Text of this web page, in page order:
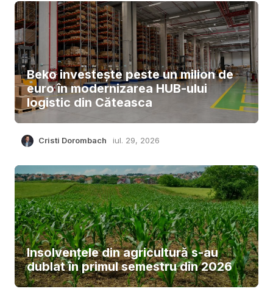
Beko investește peste un milion de
euro în modernizarea HUB-ului
logistic din Căteasca
Cristi Dorombach iul. 29, 2026
Insolvențele din agricultură s-au
dublat în primul semestru din 2026